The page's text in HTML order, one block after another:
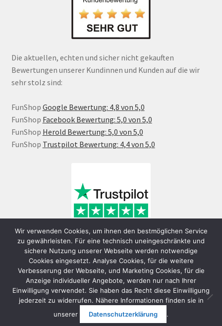
Die aktuellen, echten und sicher nicht gekauften
Bewertungen unserer Kundinnen und Kunden auf die wir
sehr stolz sind:
FunShop Google Bewertung: 4,8 von 5,0
FunShop Facebook Bewertung: 5,0 von 5,0
FunShop Herold Bewertung: 5,0 von 5,0
FunShop Trustpilot Bewertung: 4,4 von 5,0
© FunShop Wien - Hochqualitative Elektromobilität 2026
Datenschutzerklärung
Erstellt mit WooCommerce
Wir verwenden Cookies, um ihnen den bestmöglichen Service
zu gewährleisten. Für eine technisch uneingeschränkte und
sichere Nutzung unserer Webseite werden notwendige
Cookies eingesetzt. Analyse Cookies, für die weitere
Verbesserung der Webseite, und Marketing Cookies, für die
Anzeige individueller Angebote, werden nur nach Ihrer
Einwilligung verwendet. Sie haben das Recht diese Einwilligung
jederzeit zu widerrufen. Nähere Informationen finden sie in
unserer
Datenschutzerklärung .